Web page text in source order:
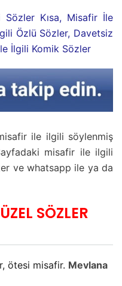
Kısa, Misafir İle
Özlü Sözler, Davetsiz
İlgili Komik Sözler
ile ilgili söylenmiş
misafir ile ilgili
ve whatsapp ile ya da
SÖZLER
ötesi misafir. Mevlana